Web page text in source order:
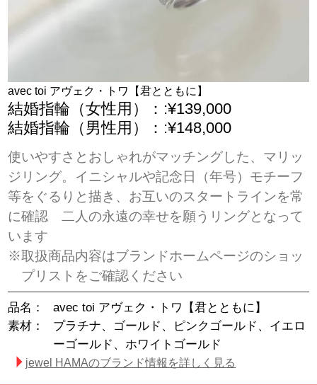
avec toi アヴェク・トワ【君とともに】
結婚指輪（女性用）：:¥139,000
結婚指輪（男性用）：:¥148,000
使いやすさとおしゃれがマッチングした、マリッ
ジリング。イニシャルや記念日（年号）モチーフ
等をぐるりと描き、お互いのスタートラインを常
に確認 二人の永遠の幸せを願うリングとなって
います
※取扱商品内容はブランドホームページのショッ
プリストをご確認ください
品名：
avec toi アヴェク・トワ【君とともに】
素材：
プラチナ、ゴールド、ピンクゴールド、イエロ
ーゴールド、ホワイトゴールド
jewel HAMAのブランド情報を詳しく見る